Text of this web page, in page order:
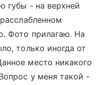
губы - на верхней
Фото прилагаю. На
только иногда от
место никакого
у меня такой -